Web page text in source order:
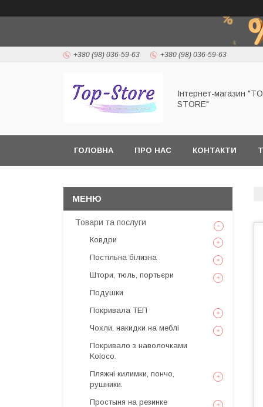
+380 (98) 036-59-63 +380 (98) 036-59-63
Інтернет-магазин
STORE"
ГОЛОВНА ПРО НАС КОНТАКТИ
Товари та послуги
Ковдри
Постільна білизна
Штори, тюль, портьєри
Подушки
Покривала ТЕП
Чохли, накидки на меблі
Покривало з наволочками
Koloco.
Пляжні килимки, пончо,
рушники.
Простыня на резинке